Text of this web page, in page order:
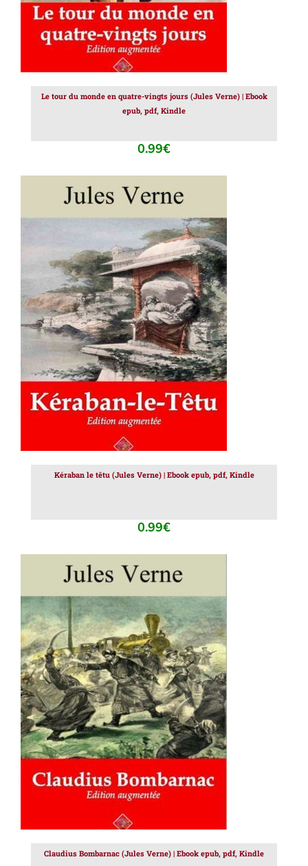
Le tour du monde en quatre-vingts jours (Jules Verne) | Ebook
epub, pdf, Kindle
0.99€
AJOUTER AU PANIER / DÉTAILS
Kéraban le têtu (Jules Verne) | Ebook epub, pdf, Kindle
0.99€
AJOUTER AU PANIER / DÉTAILS
Claudius Bombarnac (Jules Verne) | Ebook epub, pdf, Kindle